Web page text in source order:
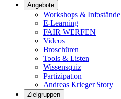
Angebote
Workshops & Infostände
E-Learning
FAIR WERFEN
Videos
Broschüren
Tools & Listen
Wissensquiz
Partizipation
Andreas Krieger Story
Zielgruppen